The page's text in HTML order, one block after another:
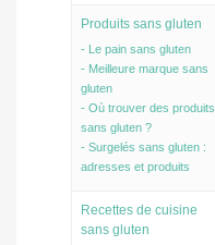
Produits sans gluten
- Le pain sans gluten
- Meilleure marque sans
gluten
- Où trouver des produits
sans gluten ?
- Surgelés sans gluten :
adresses et produits
Recettes de cuisine
sans gluten